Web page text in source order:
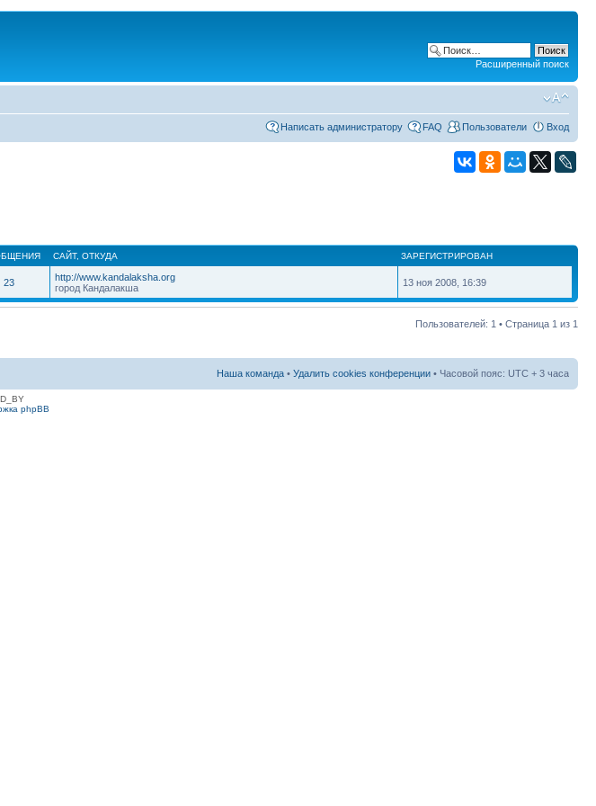
Расширенный поиск
Написать администратору FAQ Пользователи Вход
САЙТ, ОТКУДА ЗАРЕГИСТРИРОВАН
23
http://www.kandalaksha.org
город Кандалакша
13 ноя 2008, 16:39
Пользователей: 1 • Страница 1 из 1
Наша команда • Удалить cookies конференции • Часовой пояс: UTC + 3 часа
phpBB